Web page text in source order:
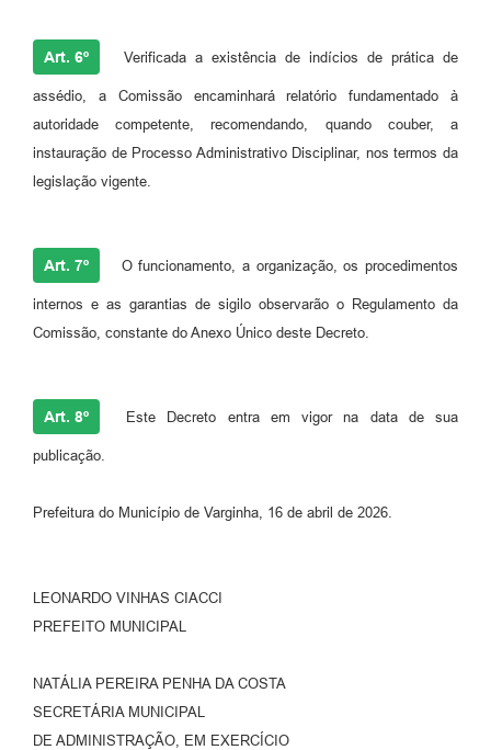
Art. 6º Verificada a existência de indícios de prática de
assédio, a Comissão encaminhará relatório fundamentado à
autoridade competente, recomendando, quando couber, a
instauração de Processo Administrativo Disciplinar, nos termos da
legislação vigente.
Art. 7º O funcionamento, a organização, os procedimentos
internos e as garantias de sigilo observarão o Regulamento da
Comissão, constante do Anexo Único deste Decreto.
Art. 8º Este Decreto entra em vigor na data de sua
publicação.
Prefeitura do Município de Varginha, 16 de abril de 2026.
LEONARDO VINHAS CIACCI
PREFEITO MUNICIPAL
NATÁLIA PEREIRA PENHA DA COSTA
SECRETÁRIA MUNICIPAL
DE ADMINISTRAÇÃO, EM EXERCÍCIO